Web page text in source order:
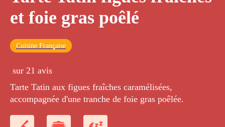
et foie gras poêlé
Cuisine Française
sur 21 avis
Tarte Tatin aux figues fraîches caramélisées,
accompagnée d'une tranche de foie gras poêlée.